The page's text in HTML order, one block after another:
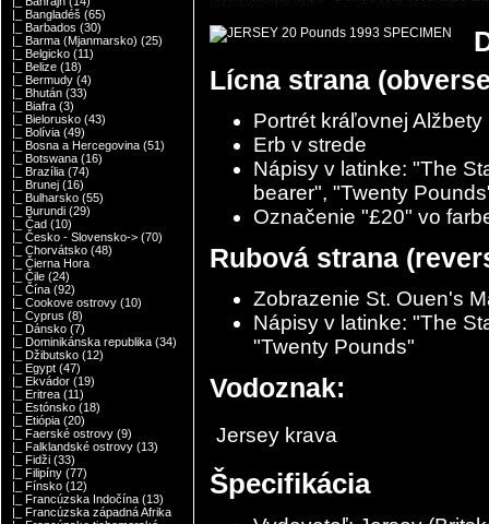
|_ Bangladéš (65)
|_ Barbados (30)
|_ Barma (Mjanmarsko) (25)
|_ Belgicko (11)
|_ Belize (18)
|_ Bermudy (4)
|_ Bhután (33)
|_ Biafra (3)
|_ Bielorusko (43)
|_ Bolívia (49)
|_ Bosna a Hercegovina (51)
|_ Botswana (16)
|_ Brazília (74)
|_ Brunej (16)
|_ Bulharsko (55)
|_ Burundi (29)
|_ Čad (10)
|_ Česko - Slovensko-> (70)
|_ Chorvátsko (48)
|_ Čierna Hora
|_ Čile (24)
|_ Čína (92)
|_ Cookove ostrovy (10)
|_ Cyprus (8)
|_ Dánsko (7)
|_ Dominikánska republika (34)
|_ Džibutsko (12)
|_ Egypt (47)
|_ Ekvádor (19)
|_ Eritrea (11)
|_ Estónsko (18)
|_ Etiópia (20)
|_ Faerské ostrovy (9)
|_ Falklandské ostrovy (13)
|_ Fidži (33)
|_ Filipíny (77)
|_ Fínsko (12)
|_ Francúzska Indočína (13)
|_ Francúzska západná Afrika
Lícna strana
Portrét kráľovnej Alžbety
Erb v strede
Nápisy v latinke: "The
bearer", "Twenty
Označenie "£20" vo
Rubová strana
Zobrazenie St. Ouen's
Nápisy v latinke: "The
"Twenty Pounds"
Vodoznak:
Jersey krava
Špecifikácia